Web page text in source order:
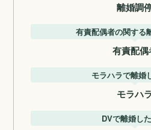
離婚調
有責配偶者の関する
有責配偶
モラハラで離婚
モラハ
DVで離婚し